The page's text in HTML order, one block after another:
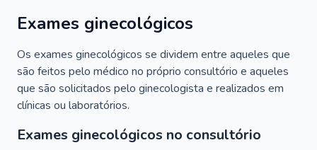
Exames ginecológicos
Os exames ginecológicos se dividem entre aqueles que
são feitos pelo médico no próprio consultório e aqueles
que são solicitados pelo ginecologista e realizados em
clínicas ou laboratórios.
Exames ginecológicos no consultório